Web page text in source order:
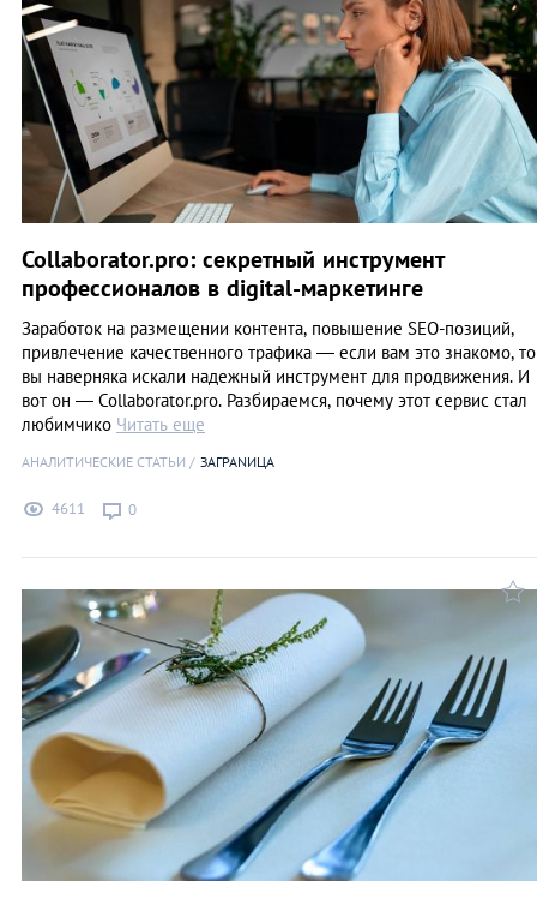
Collaborator.pro: секретный инструмент
профессионалов в digital-маркетинге
Заработок на размещении контента, повышение SEO-позиций,
привлечение качественного трафика — если вам это знакомо, то
вы наверняка искали надежный инструмент для продвижения. И
вот он — Collaborator.pro. Разбираемся, почему этот сервис стал
любимчико Читать еще
АНАЛИТИЧЕСКИЕ СТАТЬИ ЗАГРАNИЦА
4611 0